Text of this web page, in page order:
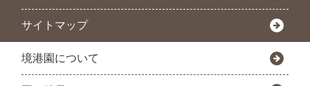
サイトマップ
境港園について